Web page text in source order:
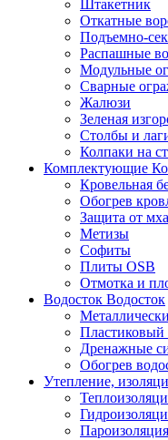
Штакетник
Откатные
Подъемно-
Распашные
Модульные
Сварные
Жалюзи
Зеленая
Столбы и
Колпаки на
Комплектующие
Кровельная
Обогрев
Защита от
Метизы
Софиты
Плиты OSB
Отмотка и
Водосток Водосток
Пластиковый
Дренажные
Обогрев
Утепление,
Пароизоляция